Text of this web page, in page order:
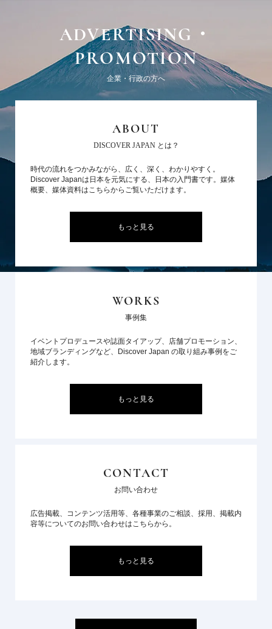
ADVERTISING・
PROMOTION
企業・行政の方へ
ABOUT
DISCOVER JAPAN とは？
時代の流れをつかみながら、広く、深く、わかりやすく。
Discover Japanは日本を元気にする、日本の入門書です。媒体
概要、媒体資料はこちらからご覧いただけます。
もっと見る
WORKS
事例集
イベントプロデュースや誌面タイアップ、店舗プロモーション、
地域ブランディングなど、Discover Japan の取り組み事例をご
紹介します。
もっと見る
CONTACT
お問い合わせ
広告掲載、コンテンツ活用等、各種事業のご相談、採用、掲載内
容等についてのお問い合わせはこちらから。
もっと見る